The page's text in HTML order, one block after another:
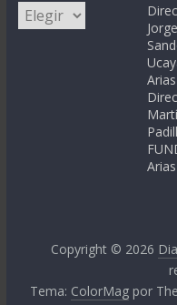
Categorías
Copyright © 2026
Tema: ColorMag por